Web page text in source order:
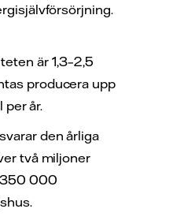
är 1,3–2,5
producera upp
per år.
den årliga
två miljoner
350 000